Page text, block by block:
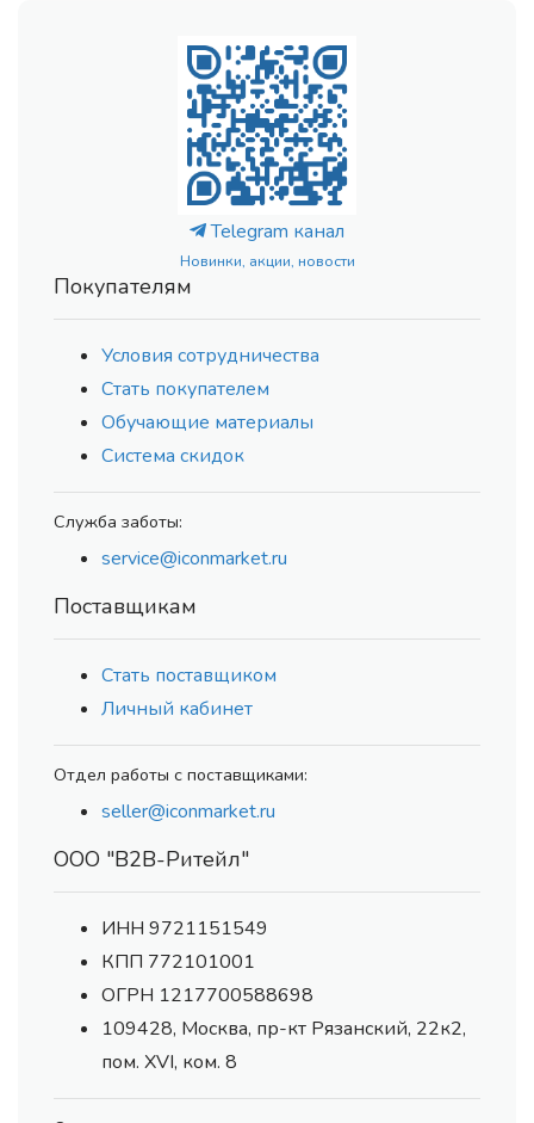
Telegram канал
Новинки, акции, новости
Покупателям
Условия сотрудничества
Стать покупателем
Обучающие материалы
Система скидок
Служба заботы:
service@iconmarket.ru
Поставщикам
Стать поставщиком
Личный кабинет
Отдел работы с поставщиками:
seller@iconmarket.ru
ООО "В2В-Ритейл"
ИНН 9721151549
КПП 772101001
ОГРН 1217700588698
109428, Москва, пр-кт Рязанский, 22к2,
пом. XVI, ком. 8